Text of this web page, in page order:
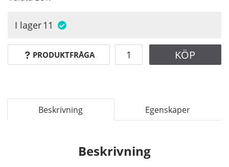
I lager 11
PRODUKTFRÅGA KÖP
Beskrivning Egenskaper
Beskrivning